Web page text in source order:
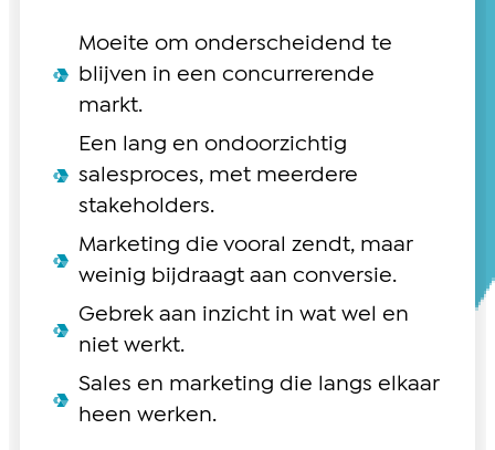
Moeite om onderscheidend te
blijven in een concurrerende
markt.
Een lang en ondoorzichtig
salesproces, met meerdere
stakeholders.
Marketing die vooral zendt, maar
weinig bijdraagt aan conversie.
Gebrek aan inzicht in wat wel en
niet werkt.
Sales en marketing die langs elkaar
heen werken.